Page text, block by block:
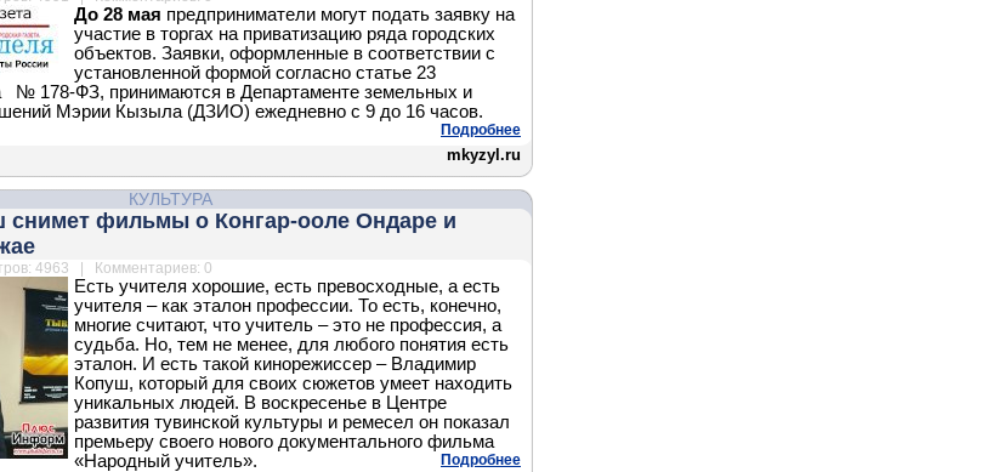
До 28 мая предприниматели могут подать заявку на
участие в торгах на приватизацию ряда городских
объектов. Заявки, оформленные в соответствии с
установленной формой согласно статье 23
№ 178-ФЗ, принимаются в Департаменте земельных и
Мэрии Кызыла (ДЗИО) ежедневно с 9 до 16 часов.
Подробнее
mkyzyl.ru
КУЛЬТУРА
снимет фильмы о Конгар-ооле Ондаре и
4963 | Комментариев: 0
Есть учителя хорошие, есть превосходные, а есть
учителя – как эталон профессии. То есть, конечно,
многие считают, что учитель – это не профессия, а
судьба. Но, тем не менее, для любого понятия есть
эталон. И есть такой кинорежиссер – Владимир
Копуш, который для своих сюжетов умеет находить
уникальных людей. В воскресенье в Центре
развития тувинской культуры и ремесел он показал
премьеру своего нового документального фильма
«Народный учитель».
Подробнее